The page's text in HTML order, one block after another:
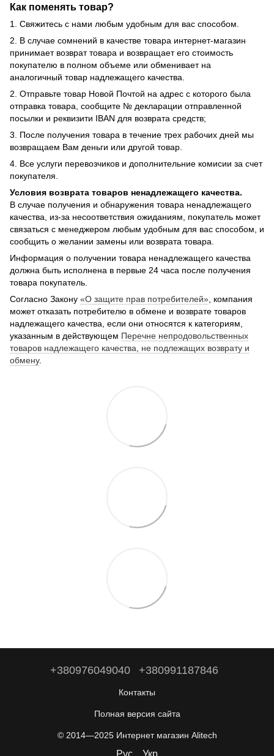
Как поменять товар?
1. Свяжитесь с нами любым удобным для вас способом.
2. В случае сомнений в качестве товара интернет-магазин
принимает возврат товара и возвращает его стоимость
покупателю в полном объеме или обменивает на
аналогичный товар надлежащего качества.
2. Отправьте товар Новой Почтой на адрес с которого была
отправка товара, сообщите № декларации отправленной
посылки и реквизити IBAN для возврата средств;
3. После получения товара в течение трех рабочих дней мы
возвращаем Вам деньги или другой товар.
4. Все услуги перевозчиков и дополнительние комисии за счет
покупателя.
Условия возврата товаров ненадлежащего качества.
В случае получения и обнаружения товара ненадлежащего
качества, из-за несоответствия ожиданиям, покупатель может
связаться с менеджером любым удобным для вас способом, и
сообщить о желании замены или возврата товара.
Информация о получении товара ненадлежащего качества
должна быть исполнена в первые 24 часа после получения
товара покупатель.
Согласно Закону «О защите прав потребителей» , компания
может отказать потребителю в обмене и возврате товаров
надлежащего качества, если они относятся к категориям,
указанным в действующем Перечне непродовольственных
товаров надлежащего качества, не подлежащих возврату и
обмену.
+380976049040 +380991187846
Контакты
Полная версия сайта
© 2014—2025 Интернет магазин Alitech
Рус Укр